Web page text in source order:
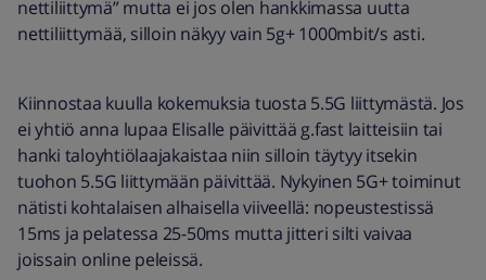
nettiliittymä” mutta ei jos olen hankkimassa uutta
nettiliittymää, silloin näkyy vain 5g+ 1000mbit/s asti.
Kiinnostaa kuulla kokemuksia tuosta 5.5G liittymästä. Jos
ei yhtiö anna lupaa Elisalle päivittää g.fast laitteisiin tai
hanki taloyhtiölaajakaistaa niin silloin täytyy itsekin
tuohon 5.5G liittymään päivittää. Nykyinen 5G+ toiminut
nätisti kohtalaisen alhaisella viiveellä: nopeustestissä
15ms ja pelatessa 25-50ms mutta jitteri silti vaivaa
joissain online peleissä.